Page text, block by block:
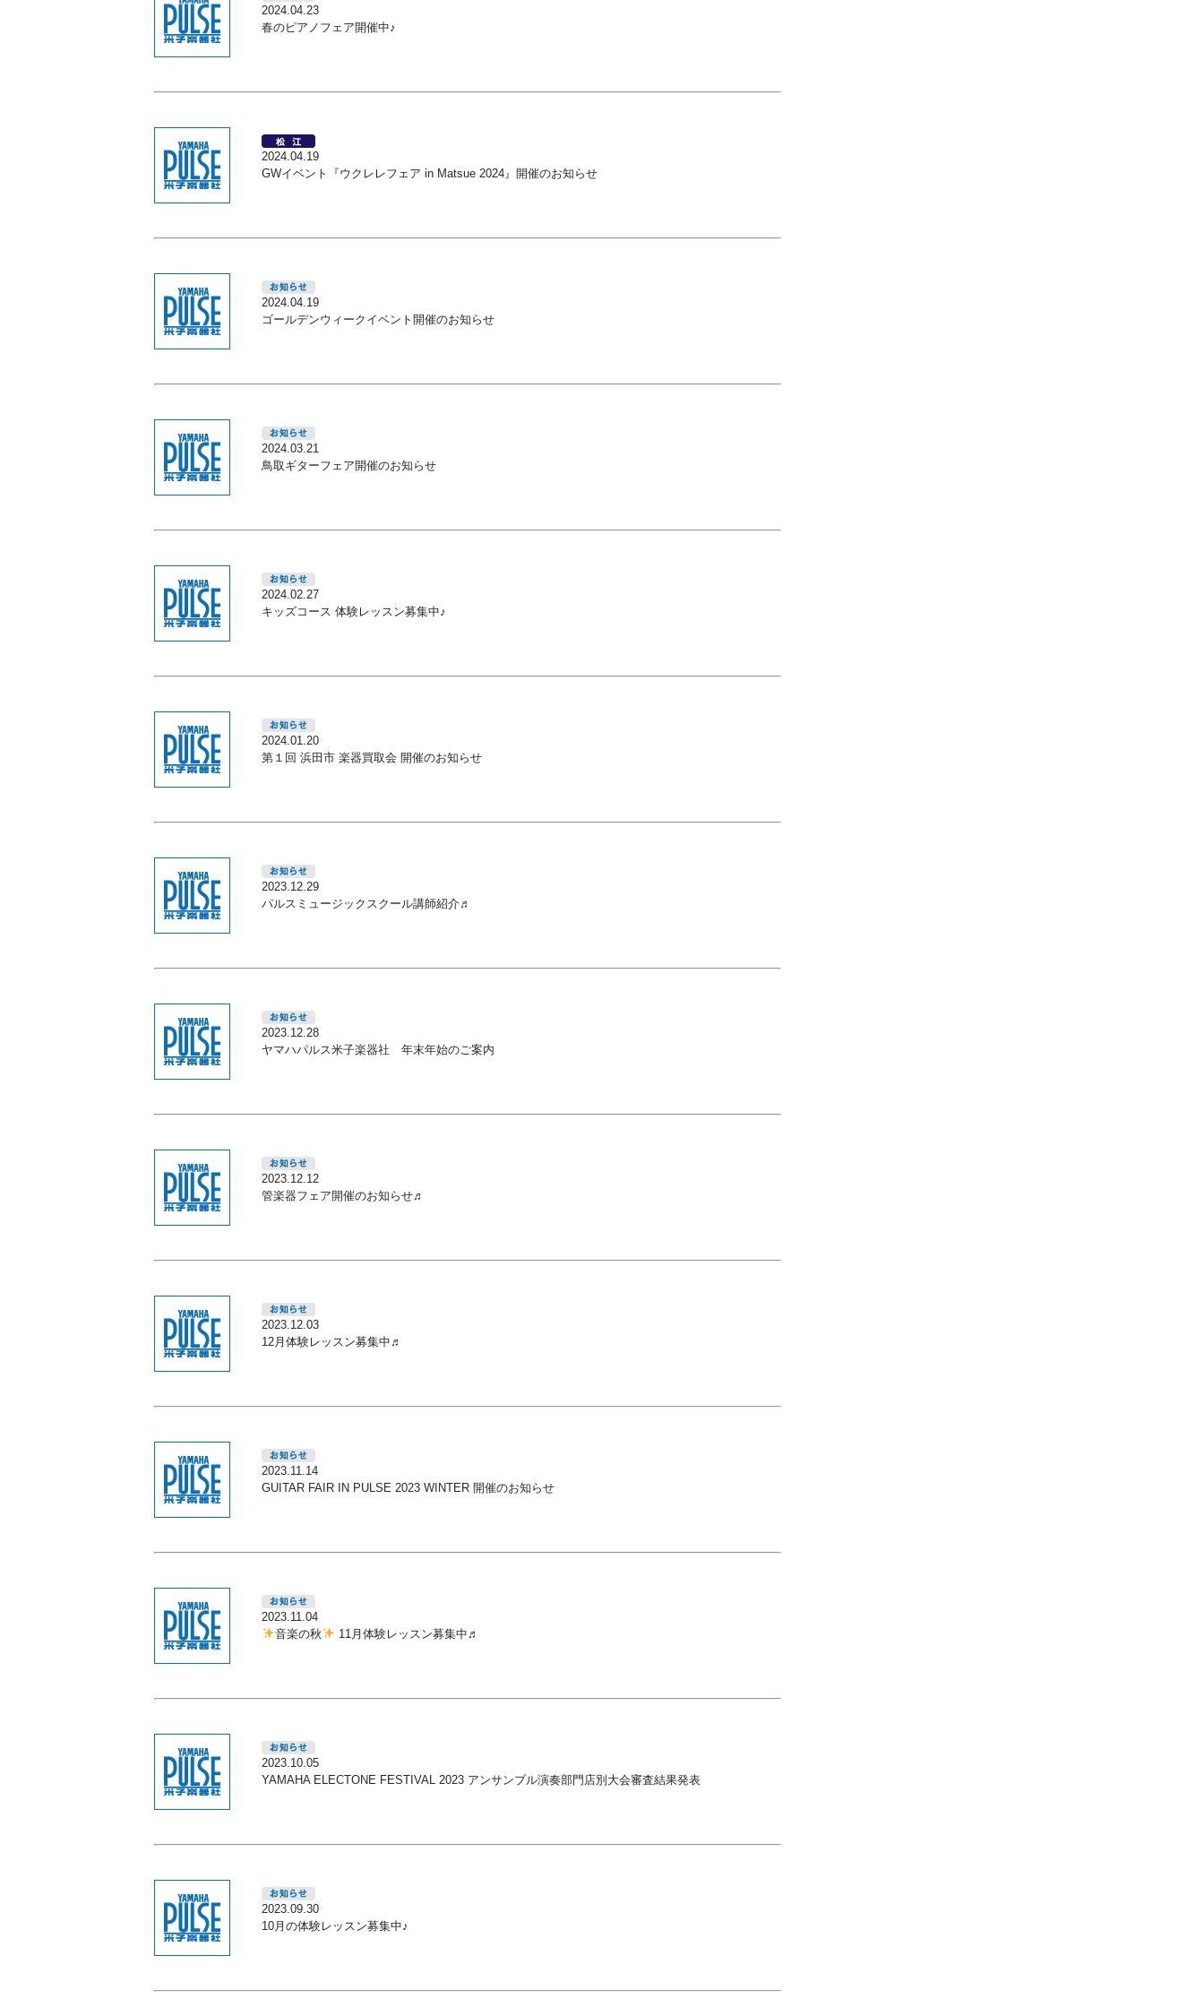
2024.04.23
春のピアノフェア開催中♪
2024.04.19
GWイベント『ウクレレフェア in Matsue 2024』開催のお知らせ
2024.04.19
ゴールデンウィークイベント開催のお知らせ
2024.03.21
鳥取ギターフェア開催のお知らせ
2024.02.27
キッズコース 体験レッスン募集中♪
2024.01.20
第１回 浜田市 楽器買取会 開催のお知らせ
2023.12.29
パルスミュージックスクール講師紹介♬
2023.12.28
ヤマハパルス米子楽器社 年末年始のご案内
2023.12.12
管楽器フェア開催のお知らせ♬
2023.12.03
12月体験レッスン募集中♬
2023.11.14
GUITAR FAIR IN PULSE 2023 WINTER 開催のお知らせ
2023.11.04
音楽の秋
11月体験レッスン募集中♬
2023.10.05
YAMAHA ELECTONE FESTIVAL 2023 アンサンブル演奏部門店別大会審査結果発表
2023.09.30
10月の体験レッスン募集中♪